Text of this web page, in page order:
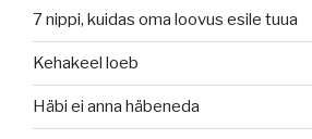
7 nippi, kuidas oma loovus esile tuua
Kehakeel loeb
Häbi ei anna häbeneda